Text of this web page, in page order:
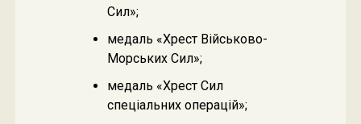
Сил»;
медаль «Хрест Військово-
Морських Сил»;
медаль «Хрест Сил
спеціальних операцій»;